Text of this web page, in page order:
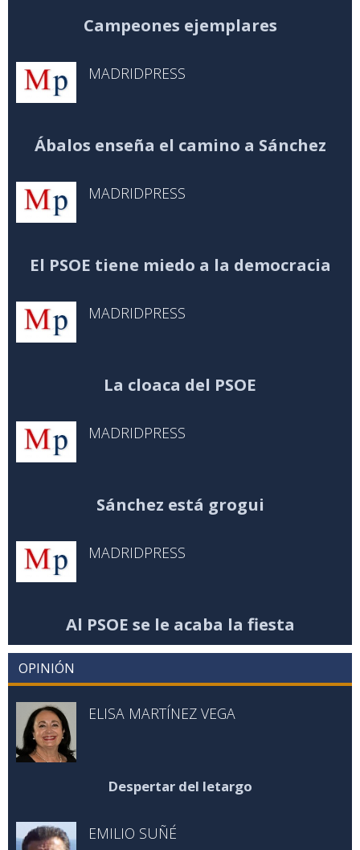
Campeones ejemplares
MADRIDPRESS
Ábalos enseña el camino a Sánchez
MADRIDPRESS
El PSOE tiene miedo a la democracia
MADRIDPRESS
La cloaca del PSOE
MADRIDPRESS
Sánchez está grogui
MADRIDPRESS
Al PSOE se le acaba la fiesta
OPINIÓN
ELISA MARTÍNEZ VEGA
Despertar del letargo
EMILIO SUÑÉ